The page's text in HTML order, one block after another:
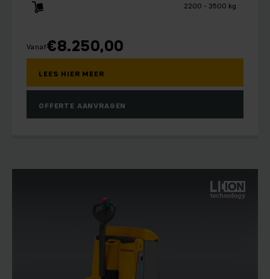
2200 - 3500 kg
Vanaf€8.250,00
LEES HIER MEER
OFFERTE AANVRAGEN